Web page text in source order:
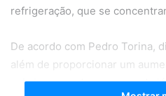
refrigeração, que se
De acordo com Pedro Torina,
além de proporcionar um
seja inaugurada, a nova sede